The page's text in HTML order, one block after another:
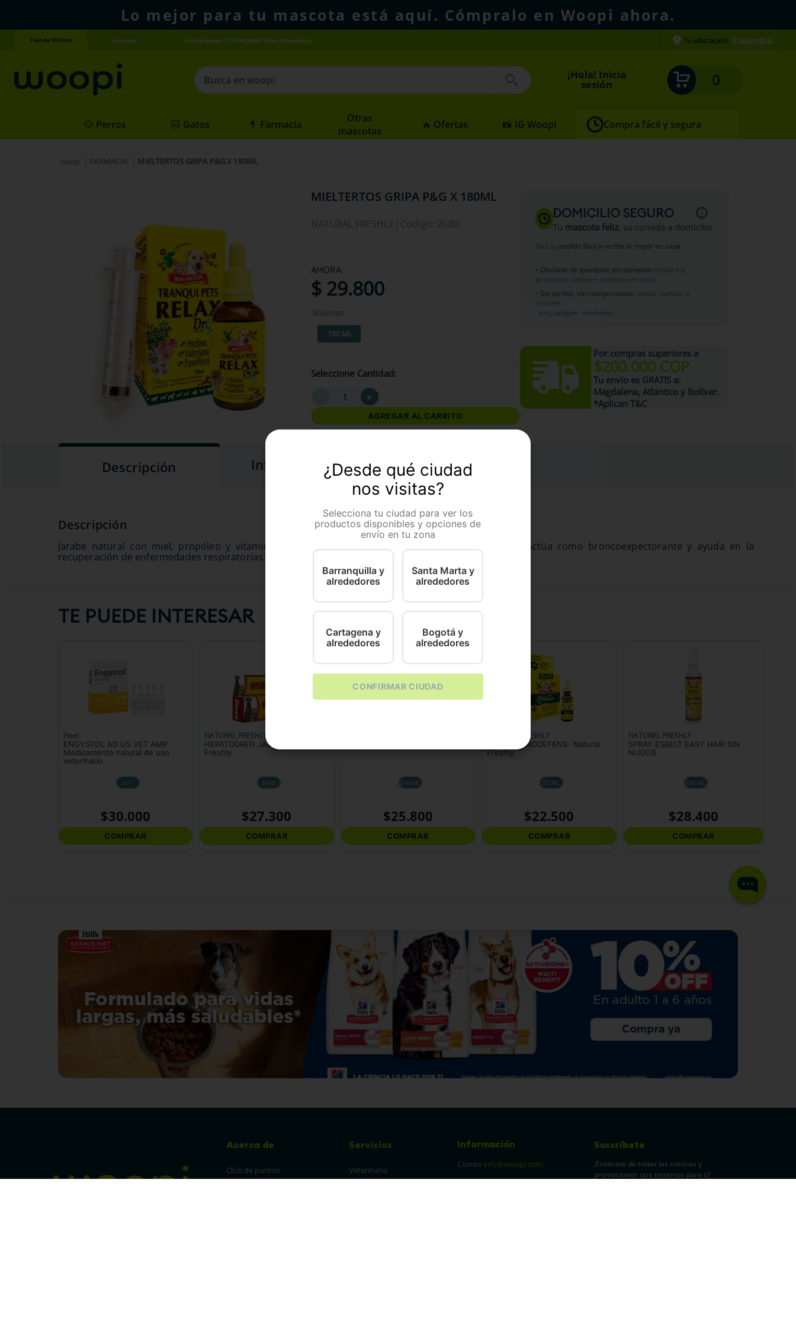
Lo mejor para tu mascota está aquí. Cómpralo en Woopi ahora.
Tienda Online Servicios Contáctanos: 314 5929641 (Solo WhatsApp) Tu ubicación: Colombia
Busca en woopi
1
agility gold
¡Hola! Inicia
sesión 0
🐶 Perros 🐱 Gatos 💊 Farmacia
Otras
mascotas
🔥 Ofertas 📸 IG Woopi Compra fácil y segura
FARMACIA MIELTERTOS GRIPA P&G X 180ML
MIELTERTOS GRIPA P&G X 180ML
NATURAL FRESHLY Código: 2680
AHORA
$ 29.800
Volumen
180 ML
Seleccione Cantidad
＋
AGREGAR AL CARRITO
DOMICILIO SEGURO
Tu mascota feliz, su comida a domicilio
Haz tu pedido fácil y recibe lo mejor en casa
• Olvídate de quedarte sin alimentorecibe tus
productos siempre a tiempo en casa
• Sin tarifas, sin compromisos: omita, cambie o
cancele
en cualquier momento
Por compras superiores a
$200.000 COP
Tu envío es GRATISa:
Magdalena, Atlántico y Bolívar.
*Aplican T&C
Descripción Información Adicional
Jarabe natural con miel, propóleo y vitaminas para fortalecer el sistema inmune de los perros. Actúa como broncoexpectorante y ayuda en la
recuperación de enfermedades respiratorias.
TE PUEDE INTERESAR
Heel
ENGYSTOL AD US VET AMP
Medicamento natural de uso
veterinario
x 1
$30.000
COMPRAR
NATURAL FRESHLY
HEPATODREN JALEA- Natural
Freshly
30 Gr
$27.300
COMPRAR
240 ML
$25.800
COMPRAR
NATURAL FRESHLY
ESENCIA PRODEFENS- Natural
Freshly
25 ML
$22.500
COMPRAR
NATURAL FRESHLY
SPRAY ESBELT EASY HAIR SIN
NUDOS
240 ML
$28.400
COMPRAR
Acerca de
Club de puntos
Servicios
Veterinaria
Información
Correo info@woopi.com
Suscríbete
¡Entérate de todas las noticias y
promociones que tenemos para ti!
¿Desde qué ciudad
nos visitas?
Selecciona tu ciudad para ver los
productos disponibles y opciones de
envío en tu zona
Barranquilla y
alrededores
Santa Marta y
alrededores
Cartagena y
alrededores
Bogotá y
alrededores
CONFIRMAR CIUDAD